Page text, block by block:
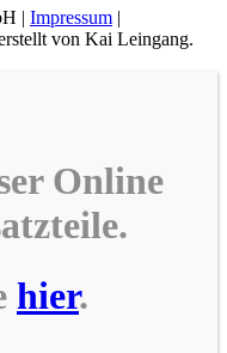
| Impressum |
von Kai Leingang.
Online
.
hier.